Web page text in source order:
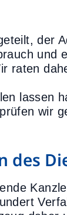
der
und
raten
lassen
wir
des